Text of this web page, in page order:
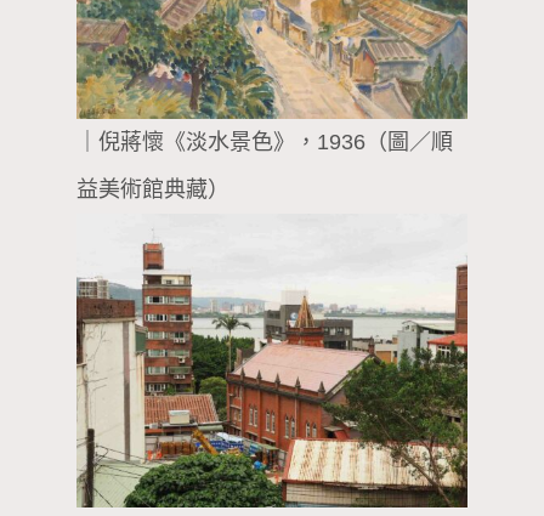
｜倪蔣懷《淡水景色》，1936（圖／順
益美術館典藏）